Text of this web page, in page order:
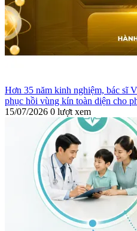
Hơn 35 năm kinh nghiệm, bác sĩ
phục hồi vùng kín toàn diện cho
15/07/2026 0 lượt xem